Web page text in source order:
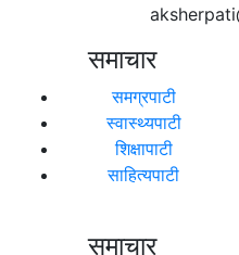
समाचार
समग्रपाटी
स्वास्थ्यपाटी
शिक्षापाटी
साहित्यपाटी
समाचार